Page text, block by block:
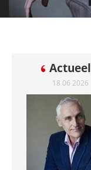
Actueel
18 06 2026